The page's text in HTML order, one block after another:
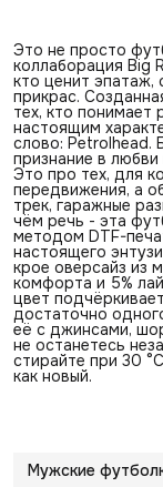
Это не просто
коллаборация Big
кто ценит эпатаж,
прикрас.
тех, кто
настоящим
слово: Petrolhead.
признание в
Это про тех, для
передвижения, а
трек, гаражные
чём речь - эта
методом DTF-
настоящего
крое оверсайз из
комфорта и 5%
цвет
достаточно
её с джинсами,
не останетесь
стирайте при 30
как новый.
Мужские